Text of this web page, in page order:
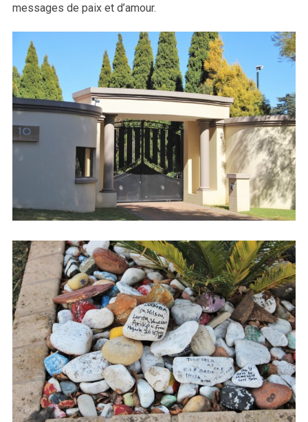
messages de paix et d’amour.